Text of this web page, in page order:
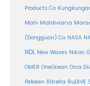
Products Co
Mahi Maldiviana
(Dongguan) Co NASA
NDL New Waves Nikon
OMER OneOcean Orca
Peleken Ritrella RuDIVE